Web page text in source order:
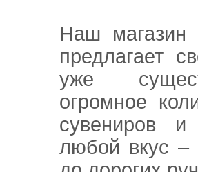
Наш магазин
предлагает
уже
огромное
сувениров
любой вкус –